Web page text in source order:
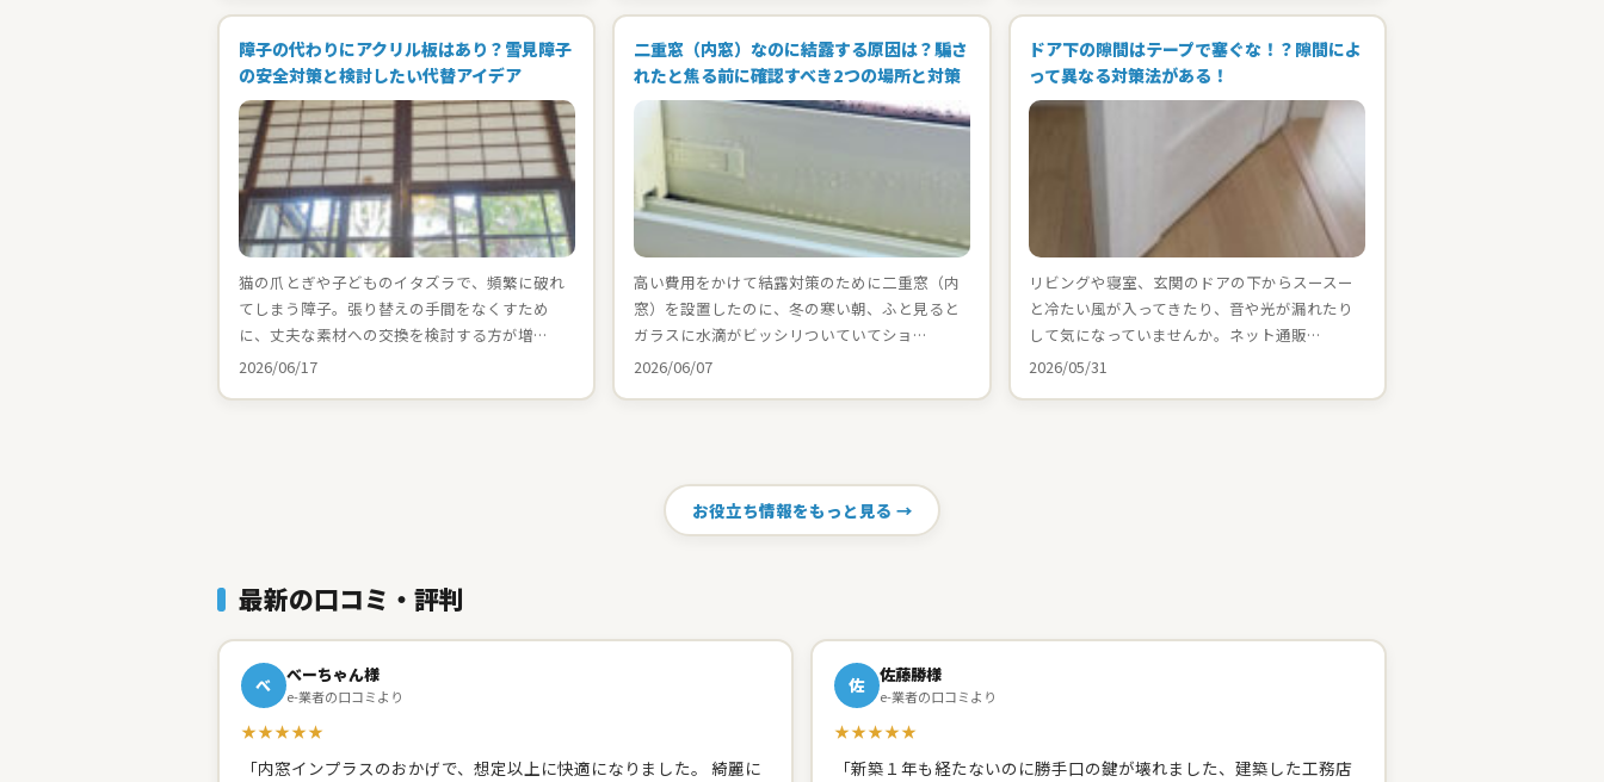
障子の代わりにアクリル板はあり？雪見障子
の安全対策と検討したい代替アイデア
猫の爪とぎや子どものイタズラで、頻繁に破れ
てしまう障子。張り替えの手間をなくすため
に、丈夫な素材への交換を検討する方が増…
2026/06/17
二重窓（内窓）なのに結露する原因は？騙さ
れたと焦る前に確認すべき2つの場所と対策
高い費用をかけて結露対策のために二重窓（内
窓）を設置したのに、冬の寒い朝、ふと見ると
ガラスに水滴がビッシリついていてショ…
2026/06/07
ドア下の隙間はテープで塞ぐな！？隙間によ
って異なる対策法がある！
リビングや寝室、玄関のドアの下からスースー
と冷たい風が入ってきたり、音や光が漏れたり
して気になっていませんか。ネット通販…
2026/05/31
お役立ち情報をもっと見る →
最新の口コミ・評判
べ べーちゃん様
e-業者の口コミより
★★★★★
「内窓インプラスのおかげで、想定以上に快適になりました。 綺麗に
佐 佐藤勝様
e-業者の口コミより
★★★★★
「新築１年も経たないのに勝手口の鍵が壊れました、建築した工務店